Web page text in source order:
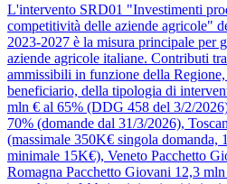
L'intervento SRD01 "Investimenti
competitività delle aziende agricole"
2023-2027 è la misura principale per
aziende agricole italiane. Contributi
ammissibili in funzione della
beneficiario, della tipologia di
mln € al 65% (DDG 458 del 3/2/
70% (domande dal 31/3/2026),
(massimale 350K€ singola domanda,
minimale 15K€), Veneto Pacchetto
Romagna Pacchetto Giovani 12,3